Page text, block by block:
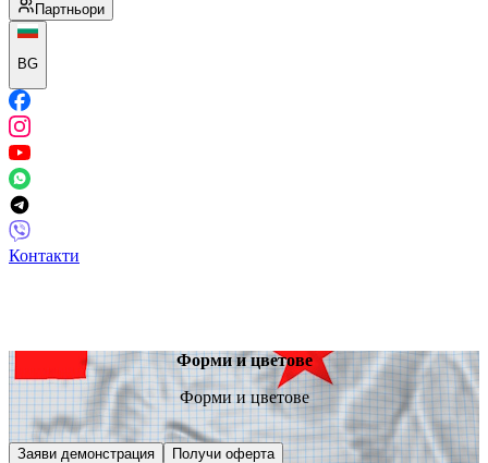
Партньори
BG
Контакти
Форми и цветове
Форми и цветове
Заяви демонстрация Получи оферта